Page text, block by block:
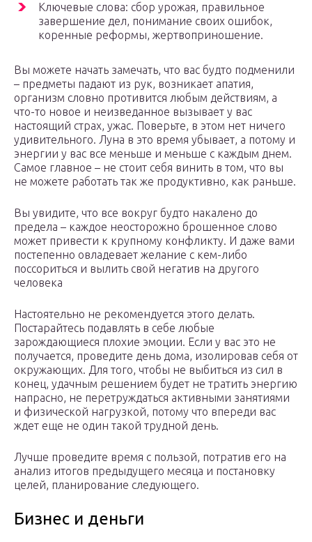
Ключевые слова: сбор урожая, правильное
завершение дел, понимание своих ошибок,
коренные реформы, жертвоприношение.
Вы можете начать замечать, что вас будто подменили
– предметы падают из рук, возникает апатия,
организм словно противится любым действиям, а
что-то новое и неизведанное вызывает у вас
настоящий страх, ужас. Поверьте, в этом нет ничего
удивительного. Луна в это время убывает, а потому и
энергии у вас все меньше и меньше с каждым днем.
Самое главное – не стоит себя винить в том, что вы
не можете работать так же продуктивно, как раньше.
Вы увидите, что все вокруг будто накалено до
предела – каждое неосторожно брошенное слово
может привести к крупному конфликту. И даже вами
постепенно овладевает желание с кем-либо
поссориться и вылить свой негатив на другого
человека
Настоятельно не рекомендуется этого делать.
Постарайтесь подавлять в себе любые
зарождающиеся плохие эмоции. Если у вас это не
получается, проведите день дома, изолировав себя от
окружающих. Для того, чтобы не выбиться из сил в
конец, удачным решением будет не тратить энергию
напрасно, не перетруждаться активными занятиями
и физической нагрузкой, потому что впереди вас
ждет еще не один такой трудной день.
Лучше проведите время с пользой, потратив его на
анализ итогов предыдущего месяца и постановку
целей, планирование следующего.
Бизнес и деньги